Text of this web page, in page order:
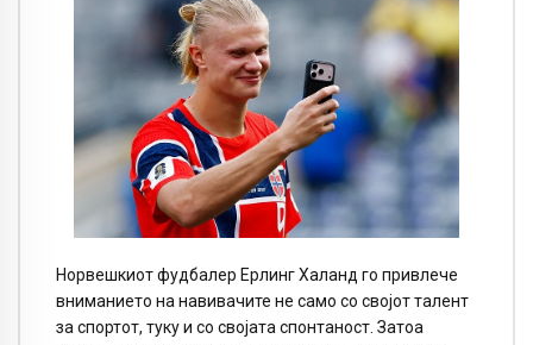
Норвешкиот фудбалер Ерлинг Халанд го привлече
вниманието на навивачите не само со својот талент
за спортот, туку и со својата спонтаност. Затоа